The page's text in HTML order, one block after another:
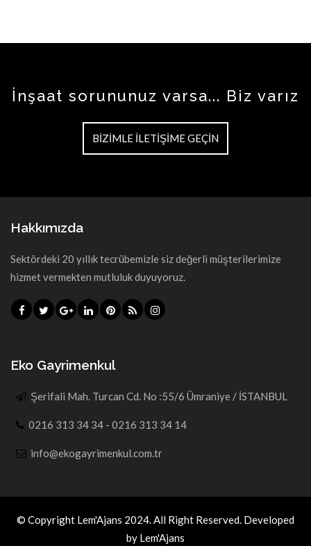
İnşaat sorununuz varsa... Biz varız
BIZIMLE İLETIŞIME GEÇIN
Hakkımızda
Sektördeki 20 yıllık tecrübemizle siz değerli müşterilerimize
hizmet vermekten mutluluk duyuyoruz.
Eko Gayrimenkul
Şerifali Mah. Turcan Cd. No :55/6 Ümraniye / İSTANBUL
0216 313 34 34 - 0216 313 34 14
info@ekogayrimenkul.com.tr
© Copyright Lem'Ajans 2024. All Right Reserved. Developed
by Lem'Ajans